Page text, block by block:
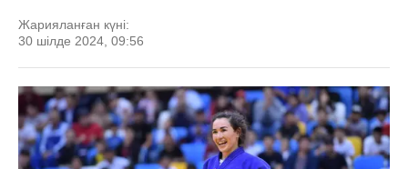
Жарияланған күні:
30 шілде 2024, 09:56